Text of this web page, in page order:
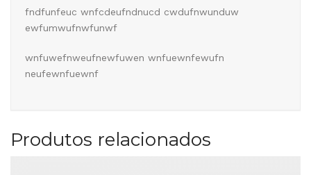
fndfunfeuc wnfcdeufndnucd cwdufnwunduw
ewfumwufnwfunwf
wnfuwefnweufnewfuwen wnfuewnfewufn
neufewnfuewnf
Produtos relacionados